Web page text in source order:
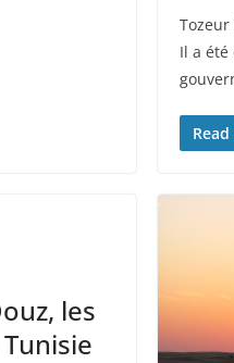
Il a été
les